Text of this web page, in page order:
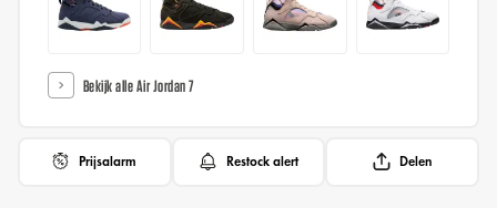
Bekijk alle Air Jordan 7
Prijsalarm Restock alert Delen